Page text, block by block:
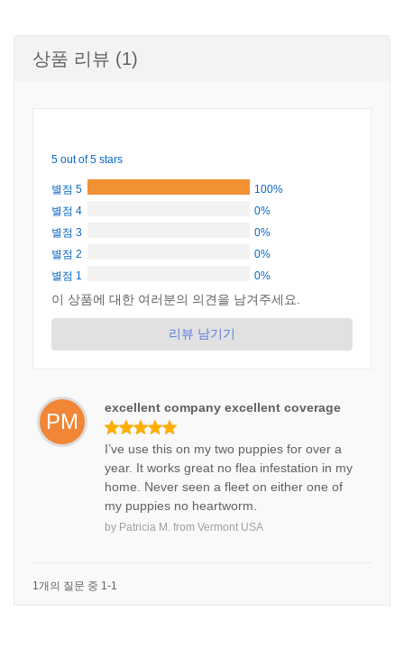
상품 리뷰 (1)
5 out of 5 stars
별점 5
100%
별점 4
0%
별점 3
0%
별점 2
0%
별점 1
0%
이 상품에 대한 여러분의 의견을 남겨주세요.
리뷰 남기기
PM
excellent company excellent coverage
I’ve use this on my two puppies for over a
year. It works great no flea infestation in my
home. Never seen a fleet on either one of
my puppies no heartworm.
by Patricia M. from Vermont USA
1개의 질문 중 1-1